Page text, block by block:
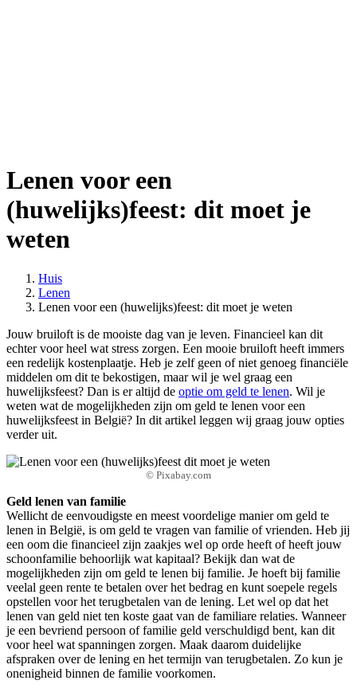
Lenen voor een
(huwelijks)feest: dit moet je
weten
Huis
Lenen
Lenen voor een (huwelijks)feest: dit moet je weten
Jouw bruiloft is de mooiste dag van je leven. Financieel kan dit
echter voor heel wat stress zorgen. Een mooie bruiloft heeft immers
een redelijk kostenplaatje. Heb je zelf geen of niet genoeg financiële
middelen om dit te bekostigen, maar wil je wel graag een
huwelijksfeest? Dan is er altijd de optie om geld te lenen. Wil je
weten wat de mogelijkheden zijn om geld te lenen voor een
huwelijksfeest in België? In dit artikel leggen wij graag jouw opties
verder uit.
© Pixabay.com
Geld lenen van familie
Wellicht de eenvoudigste en meest voordelige manier om geld te
lenen in België, is om geld te vragen van familie of vrienden. Heb jij
een oom die financieel zijn zaakjes wel op orde heeft of heeft jouw
schoonfamilie behoorlijk wat kapitaal? Bekijk dan wat de
mogelijkheden zijn om geld te lenen bij familie. Je hoeft bij familie
veelal geen rente te betalen over het bedrag en kunt soepele regels
opstellen voor het terugbetalen van de lening. Let wel op dat het
lenen van geld niet ten koste gaat van de familiare relaties. Wanneer
je een bevriend persoon of familie geld verschuldigd bent, kan dit
voor heel wat spanningen zorgen. Maak daarom duidelijke
afspraken over de lening en het termijn van terugbetalen. Zo kun je
onenigheid binnen de familie voorkomen.